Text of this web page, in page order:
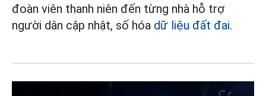
đoàn viên thanh niên đến từng nhà hỗ trợ
người dân cập nhật, số hóa dữ liệu đất đai.